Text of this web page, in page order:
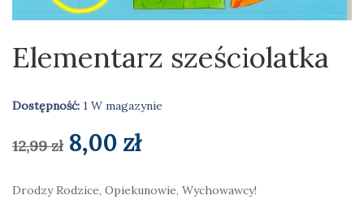
Elementarz sześciolatka
Dostępność: 1 W magazynie
12,99zł Pierwotna
cena
8,00 złAktualna
cena
Drodzy Rodzice, Opiekunowie, Wychowawcy!